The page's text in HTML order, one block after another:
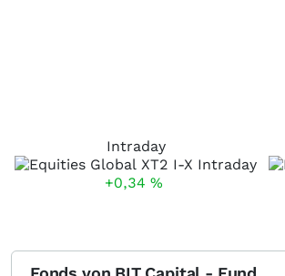
Intraday
+0,34 %